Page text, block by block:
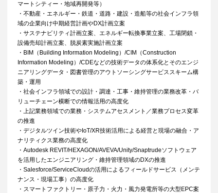
マートシティー・地域再開発等）
・不動産・エネルギー・鉄道・道路・建設・造船等の社会インフラ領
域の企業向け中期経営計画やDX計画立案
・サステナビリティ計画立案、エネルギー転換事業立案、工場閉鎖・
設備売却計画立案、脱炭素実施計画立案
・BIM（Building Information Modeling）/CIM（Construction
Information Modeling）/CDEなどの技術データの体系化とそのエンジ
ニアリングデータ・図書管理のアウトソーシングサービススキーム構
築・運用
・社会インフラ領域での設計・調達・工事・維持管理の業務改革・バ
リューチェーン横断での情報活用の高度化
・上記業務領域での業務・システムアセスメント／業務プロセス変革
の推進
・デジタルツイン技術やIoT/XR技術活用による経営と現場の融合・ア
ナリティクス業務の高度化
・Autodesk REVIT/HEXAGON/AVEVA/Unity/Snaptrudeソフトウェア
を活用したエンジニアリング・維持管理領域のDXの推進
・Salesforce/ServiceCloudの活用によるフィールドサービス（メンテ
ナンス・現場工事）の高度化
・スマートファクトリー・原子力・火力・風力発電所等の大型EPC案